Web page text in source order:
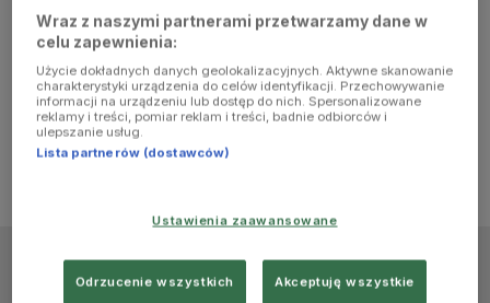
console for
more
information)
Wraz z naszymi partnerami przetwarzamy dane w
celu zapewnienia:
Użycie dokładnych danych geolokalizacyjnych. Aktywne skanowanie
charakterystyki urządzenia do celów identyfikacji. Przechowywanie
informacji na urządzeniu lub dostęp do nich. Spersonalizowane
reklamy i treści, pomiar reklam i treści, badnie odbiorców i
ulepszanie usług.
Lista partnerów (dostawców)
Ustawienia zaawansowane
Odrzucenie wszystkich Akceptuję wszystkie